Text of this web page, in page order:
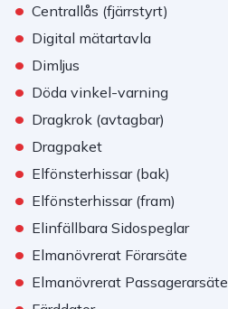
• Centrallås (fjärrstyrt)
• Digital mätartavla
• Dimljus
• Döda vinkel-varning
• Dragkrok (avtagbar)
• Dragpaket
• Elfönsterhissar (bak)
• Elfönsterhissar (fram)
• Elinfällbara Sidospeglar
• Elmanövrerat Förarsäte
• Elmanövrerat Passagerarsäte